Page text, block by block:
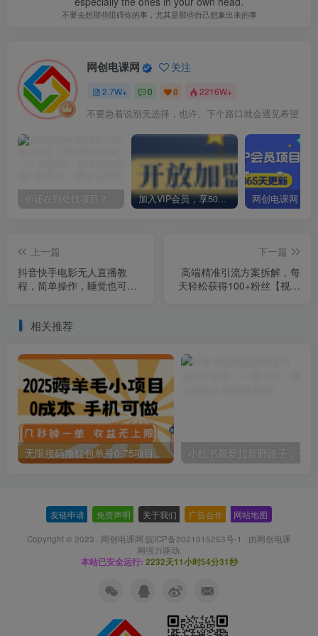
不要去想那些阻碍你的事，尤其是那些自己想象出来的事
网创电课网 关注
2.7W+ 0 8 2216W+
不要急着说别无选择，也许、下个路口就会遇见希望
你还在到处找项目？还在当韭菜？我却靠卖项目一个月赚5万，曾经我也和你一样懵懂。 加入VIP会员，享50%的推广提成，免费学习多种网上创业课程，菜鸟秒变大神！
上一篇
抖音快手电影无人直播教
程，简单操作，睡觉也可以
下一篇
高端精准引流方案拆解，每
天轻松获得100+粉丝【视频
相关推荐
无限接码撸红包单号0.75项目无偿分享给你【揭秘】
友链申请 免责声明 关于我们 广告合作 网站地图
Copyright © 2023 · 网创电课网 皖ICP备2021015253号-1 · 由网创电课
网强力驱动.
本站已安全运行: 2232天11小时54分31秒